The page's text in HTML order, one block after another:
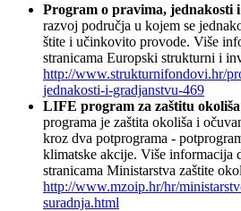
Program o pravima, jednakosti
razvoj područja u kojem se
štite i učinkovito provode. Više
stranicama Europski strukturni i
http://www.strukturnifondovi.hr/
jednakosti-i-gradjanstvu-469
LIFE program za zaštitu
programa je zaštita okoliša i
kroz dva potprograma -
klimatske akcije. Više informacija
stranicama Ministarstva zaštite
http://www.mzoip.hr/hr/
suradnja.html